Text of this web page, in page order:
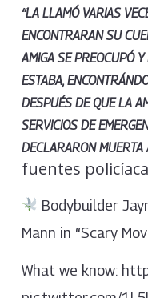
“LA LLAMÓ VARIAS
ENCONTRARAN SU
AMIGA SE PREOCUPÓ
ESTABA,
DESPUÉS DE QUE LA
SERVICIOS DE
DECLARARON MUERTA
fuentes
Bodybuilder
Mann in “Scary
What we know: